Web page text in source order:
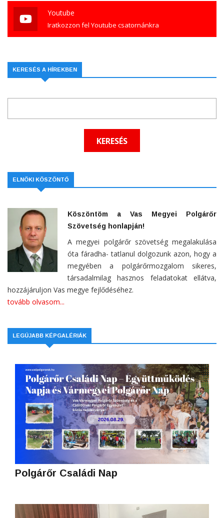
Youtube
Iratkozzon fel Youtube csatornánkra
KERESÉS A HÍREKBEN
ELNÖKI KÖSZÖNTŐ
Köszöntöm a Vas Megyei Polgárőr
Szövetség honlapján!
A megyei polgárőr szövetség megalakulása
óta fáradha- tatlanul dolgozunk azon, hogy a
megyében a polgárőrmozgalom sikeres,
társadalmilag hasznos feladatokat ellátva,
hozzájáruljon Vas megye fejlődéséhez.
tovább olvasom...
LEGÚJABB KÉPGALÉRIÁK
Polgárőr Családi Nap